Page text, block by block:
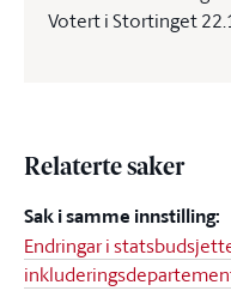
Votert i Stortinget
Relaterte saker
Sak i samme innstilling:
Endringar i